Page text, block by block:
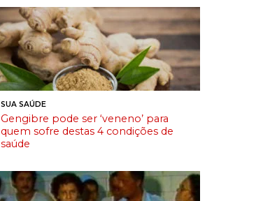
SUA SAÚDE
Gengibre pode ser ‘veneno’ para
quem sofre destas 4 condições de
saúde